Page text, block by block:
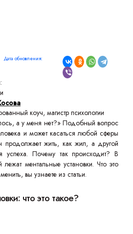
обновления:
коуч, магистр психологии
а у меня нет?» Подобный вопрос
и может касаться любой сферы
жить, как жил, а другой
успеха. Почему так происходит? В
ментальные установки. Что это
вы узнаете из статьи.
что это такое?